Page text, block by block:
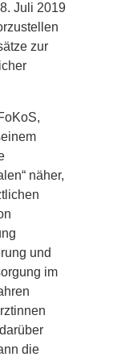
Juli 2019
zur
näher,
und
im
die